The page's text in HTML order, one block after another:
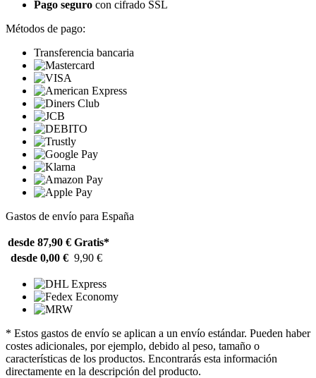
Pago seguro con cifrado SSL
Métodos de pago:
Transferencia bancaria
Gastos de envío para España
desde 87,90 € Gratis*
desde 0,00 € 9,90 €
* Estos gastos de envío se aplican a un envío estándar. Pueden haber
costes adicionales, por ejemplo, debido al peso, tamaño o
características de los productos. Encontrarás esta información
directamente en la descripción del producto.